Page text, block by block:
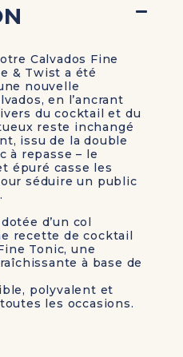
Calvados Fine
& Twist a été
nouvelle
en l’ancrant
ducocktail et du
reste inchangé
issu de la double
à repasse – le
épuré casse les
séduire un public
d’un col
recette de cocktail
Tonic, une
à base de
polyvalent et
les occasions.